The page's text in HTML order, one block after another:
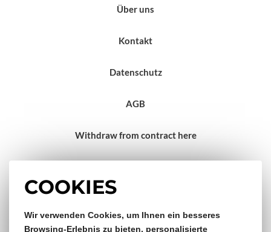
COOKIES
Wir verwenden Cookies, um Ihnen ein besseres
Browsing-Erlebnis zu bieten, personalisierte
Über uns
Kontakt
Datenschutz
AGB
Withdraw from contract here
Gratis Versand & Rückversand